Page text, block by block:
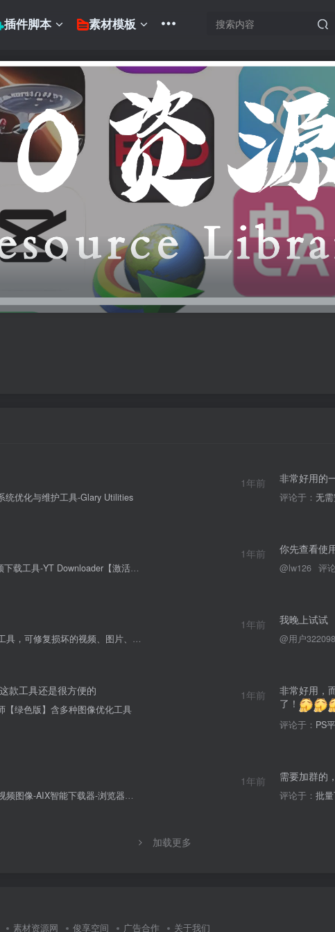
插件脚本 素材模板
统优化与维护工具-Glary Utilities
1年前 非常好用的
评论于：无需
载工具-YT Downloader【激活版】
1年前 你先查看使
@lw126 评
可修复损坏的视频、图片、文档、音频
1年前 我晚上试试
@用户
款工具还是很方便的
【绿色版】含多种图像优化工具
1年前
非常好用，
了！
评论于： PS
图像-AIX智能下载器-浏览器插件
1年前 需要加群的
评论于：批
加载更多
素材资源网 俊享空间 广告合作 关于我们